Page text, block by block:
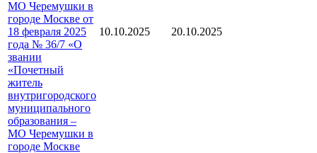
МО Черемушки в
городе Москве от
18 февраля 2025
года № 36/7 «О
звании
«Почетный
житель
внутригородского
муниципального
образования –
МО Черемушки в
городе Москве
10.10.2025 20.10.2025